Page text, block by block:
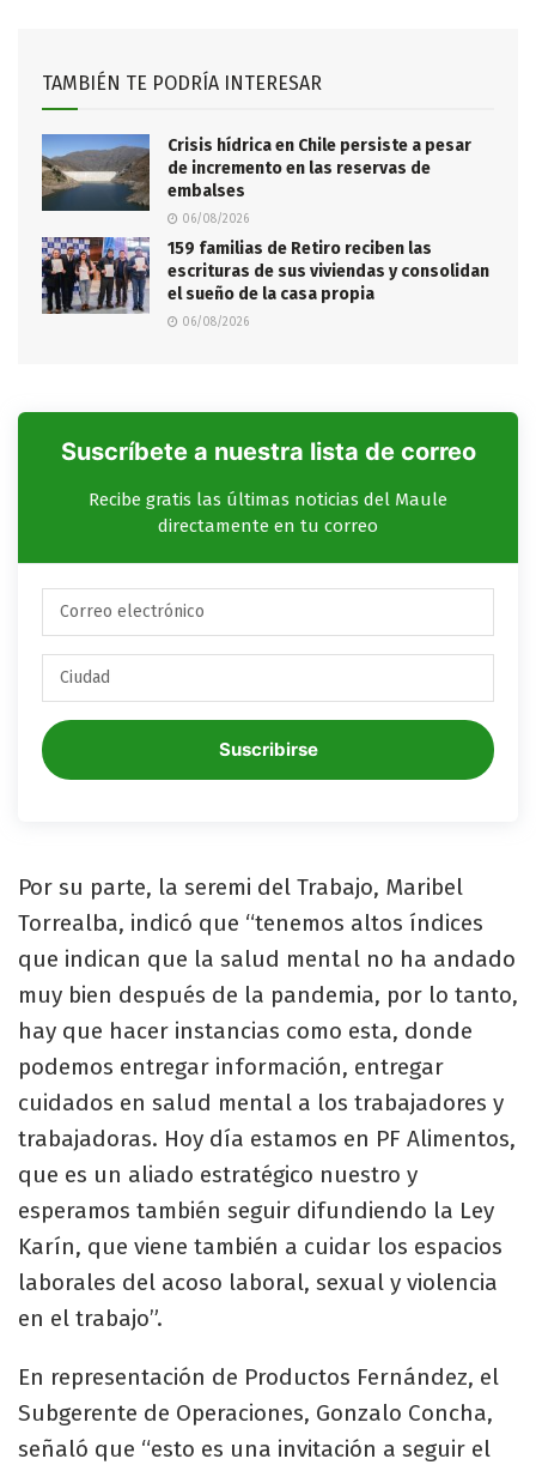
TAMBIÉN TE PODRÍA INTERESAR
Crisis hídrica en Chile persiste a pesar
de incremento en las reservas de
embalses
06/08/2026
159 familias de Retiro reciben las
escrituras de sus viviendas y consolidan
el sueño de la casa propia
06/08/2026
Suscríbete a nuestra lista de correo
Recibe gratis las últimas noticias del Maule
directamente en tu correo
Suscribirse
Por su parte, la seremi del Trabajo, Maribel
Torrealba, indicó que “tenemos altos índices
que indican que la salud mental no ha andado
muy bien después de la pandemia, por lo tanto,
hay que hacer instancias como esta, donde
podemos entregar información, entregar
cuidados en salud mental a los trabajadores y
trabajadoras. Hoy día estamos en PF Alimentos,
que es un aliado estratégico nuestro y
esperamos también seguir difundiendo la Ley
Karín, que viene también a cuidar los espacios
laborales del acoso laboral, sexual y violencia
en el trabajo”.
En representación de Productos Fernández, el
Subgerente de Operaciones, Gonzalo Concha,
señaló que “esto es una invitación a seguir el